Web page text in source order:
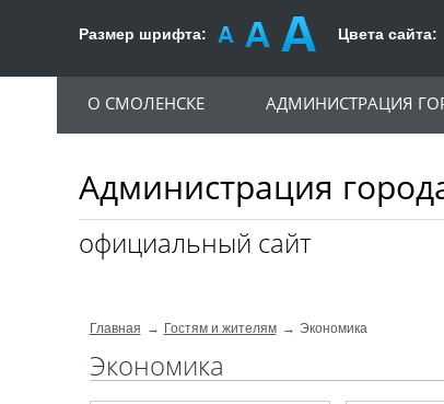
Размер шрифта: Цвета сайта:
Администрация
официальный сайт
О СМОЛЕНСКЕ АДМИНИСТРАЦИЯ
Главная Гостям и жителям Экономика
Экономика